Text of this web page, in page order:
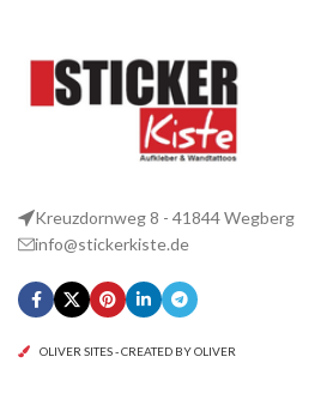
Kreuzdornweg 8 - 41844 Wegberg
info@stickerkiste.de
OLIVER SITES - CREATED BY OLIVER